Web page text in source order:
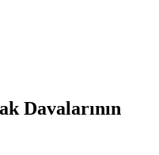
Davalarının